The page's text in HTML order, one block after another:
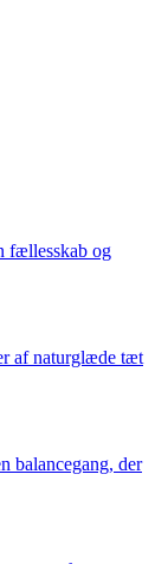
fællesskab og
af naturglæde tæt
balancegang, der